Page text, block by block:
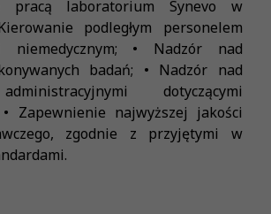
pracą laboratorium Synevo w
podległym personelem
niemedycznym; • Nadzór nad
badań; • Nadzór nad
dotyczącymi
Zapewnienie najwyższej jakości
zgodnie z przyjętymi w